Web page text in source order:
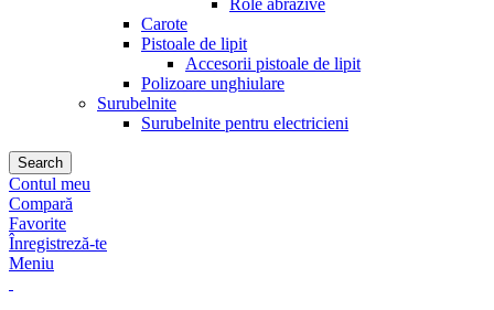
Role abrazive
Carote
Pistoale de lipit
Accesorii pistoale de lipit
Polizoare unghiulare
Surubelnite
Surubelnite pentru electricieni
Search
Contul meu
Compară
Favorite
Înregistreză-te
Meniu